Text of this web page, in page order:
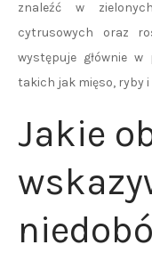
znaleźć w
cytrusowych oraz
występuje głównie w
takich jak mięso, ryby i
Jakie